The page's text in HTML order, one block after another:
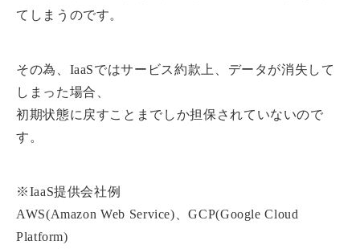
てしまうのです。
その為、IaaSではサービス約款上、データが消失して
しまった場合、
初期状態に戻すことまでしか担保されていないので
す。
※IaaS提供会社例
AWS(Amazon Web Service)、GCP(Google Cloud
Platform)